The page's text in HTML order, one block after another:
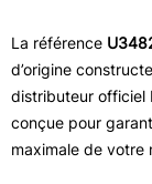
La référence
d’origine
distributeur officiel
conçue pour
maximale de votre